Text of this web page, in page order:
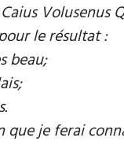
Volusenus
le résultat :
beau;
que je ferai